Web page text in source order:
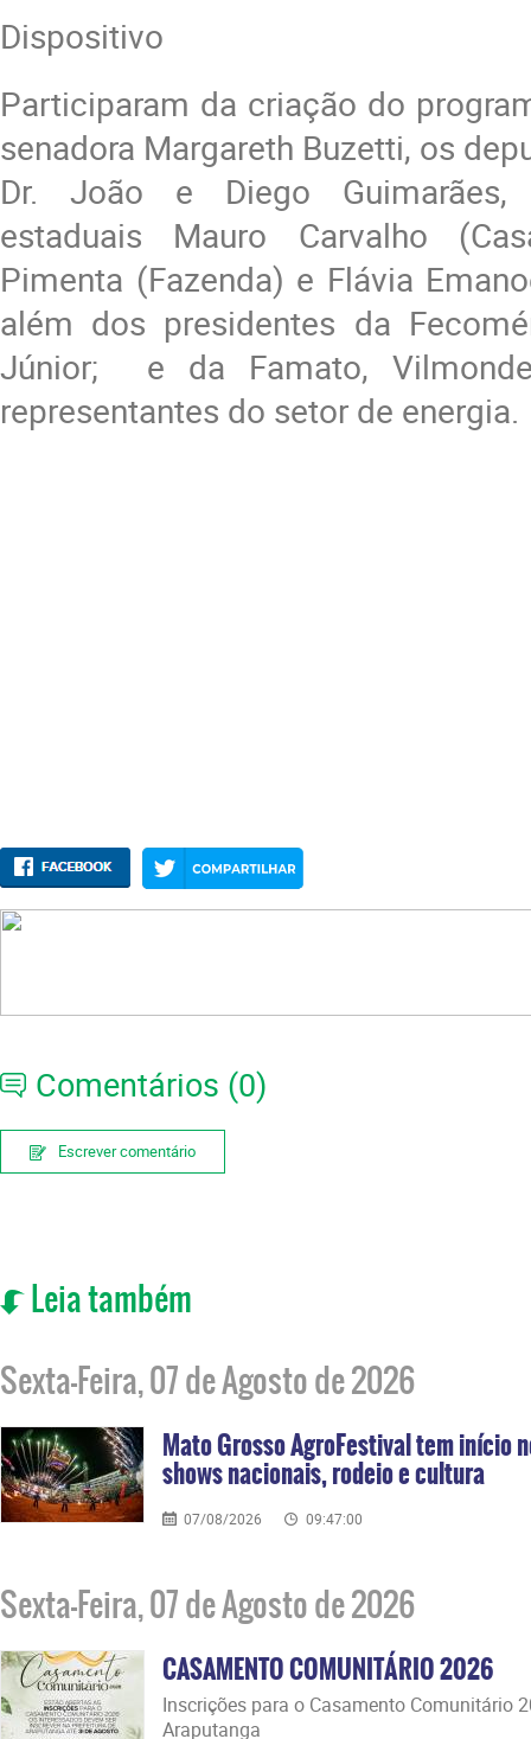
Dispositivo
Participaram da criação do
senadora Margareth Buzetti, os
Dr. João e Diego Guimarães,
estaduais Mauro Carvalho
Pimenta (Fazenda) e Flávia
além dos presidentes da
Júnior; e da Famato,
representantes do setor de energia.
Comentários (0)
Escrever comentário
Leia também
Sexta-Feira, 07 de Agosto de 2026
Mato Grosso AgroFestival tem início
shows nacionais, rodeio e cultura
07/08/2026 09:47:00
Sexta-Feira, 07 de Agosto de 2026
CASAMENTO COMUNITÁRIO 2026
​Inscrições para o Casamento Comunitário
Araputanga